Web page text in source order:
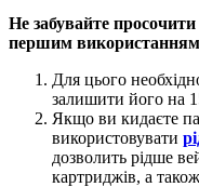
Не забувайте
першим
Для цього
залишити його на
Якщо ви кидаєте
використовувати
дозволить рідше
картриджів, а